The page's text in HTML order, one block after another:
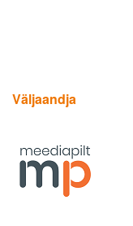
Väljaandja